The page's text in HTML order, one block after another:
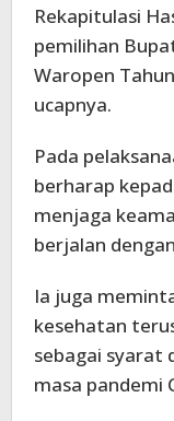
Rekapitulasi
pemilihan
Waropen
ucapnya.
Pada
berharap
menjaga
berjalan
Ia juga
kesehatan
sebagai syarat
masa pandemi